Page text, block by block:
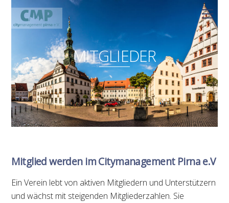
Skip
MITGLIEDER
Mitglied werden im Citymanagement Pirna e.V
Ein Verein lebt von aktiven Mitgliedern und Unterstützern
und wächst mit steigenden Mitgliederzahlen. Sie